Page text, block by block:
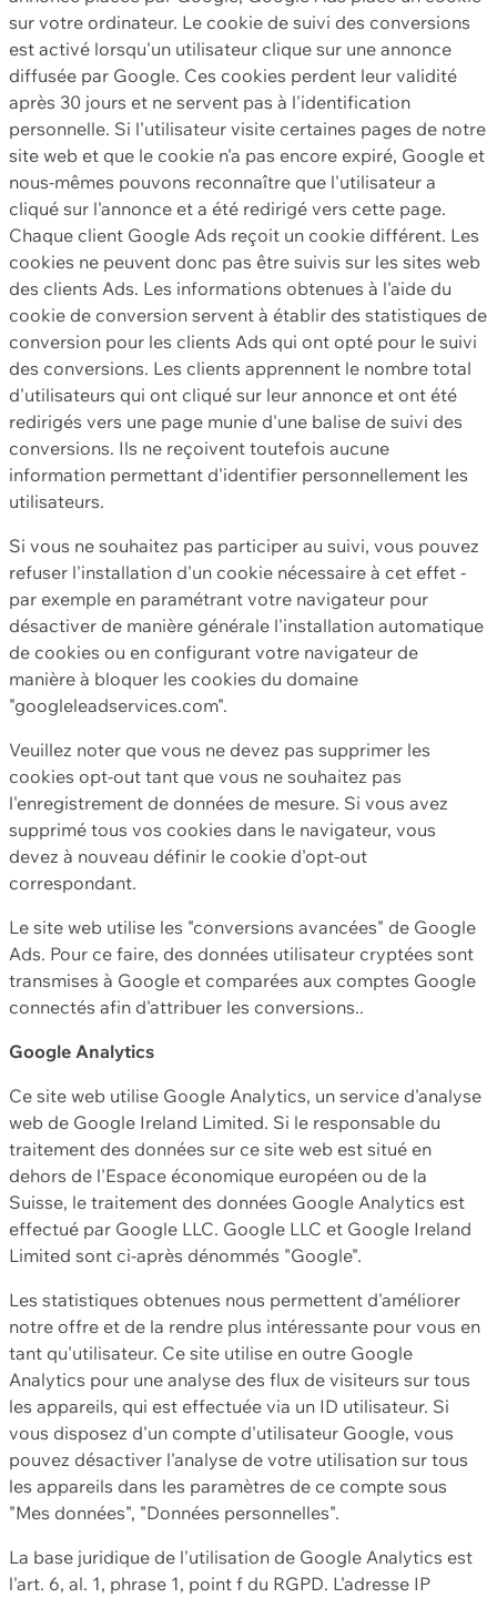
sur votre ordinateur. Le cookie de suivi des conversions
est activé lorsqu'un utilisateur clique sur une annonce
diffusée par Google. Ces cookies perdent leur validité
après 30 jours et ne servent pas à l'identification
personnelle. Si l'utilisateur visite certaines pages de notre
site web et que le cookie n'a pas encore expiré, Google et
nous-mêmes pouvons reconnaître que l'utilisateur a
cliqué sur l'annonce et a été redirigé vers cette page.
Chaque client Google Ads reçoit un cookie différent. Les
cookies ne peuvent donc pas être suivis sur les sites web
des clients Ads. Les informations obtenues à l'aide du
cookie de conversion servent à établir des statistiques de
conversion pour les clients Ads qui ont opté pour le suivi
des conversions. Les clients apprennent le nombre total
d'utilisateurs qui ont cliqué sur leur annonce et ont été
redirigés vers une page munie d'une balise de suivi des
conversions. Ils ne reçoivent toutefois aucune
information permettant d'identifier personnellement les
utilisateurs.
Si vous ne souhaitez pas participer au suivi, vous pouvez
refuser l'installation d'un cookie nécessaire à cet effet -
par exemple en paramétrant votre navigateur pour
désactiver de manière générale l'installation automatique
de cookies ou en configurant votre navigateur de
manière à bloquer les cookies du domaine
"googleleadservices.com".
Veuillez noter que vous ne devez pas supprimer les
cookies opt-out tant que vous ne souhaitez pas
l'enregistrement de données de mesure. Si vous avez
supprimé tous vos cookies dans le navigateur, vous
devez à nouveau définir le cookie d'opt-out
correspondant.
Le site web utilise les "conversions avancées" de Google
Ads. Pour ce faire, des données utilisateur cryptées sont
transmises à Google et comparées aux comptes Google
connectés afin d'attribuer les conversions..
Google Analytics
Ce site web utilise Google Analytics, un service d'analyse
web de Google Ireland Limited. Si le responsable du
traitement des données sur ce site web est situé en
dehors de l'Espace économique européen ou de la
Suisse, le traitement des données Google Analytics est
effectué par Google LLC. Google LLC et Google Ireland
Limited sont ci-après dénommés "Google".
Les statistiques obtenues nous permettent d'améliorer
notre offre et de la rendre plus intéressante pour vous en
tant qu'utilisateur. Ce site utilise en outre Google
Analytics pour une analyse des flux de visiteurs sur tous
les appareils, qui est effectuée via un ID utilisateur. Si
vous disposez d'un compte d'utilisateur Google, vous
pouvez désactiver l'analyse de votre utilisation sur tous
les appareils dans les paramètres de ce compte sous
"Mes données", "Données personnelles".
La base juridique de l'utilisation de Google Analytics est
l'art. 6, al. 1, phrase 1, point f du RGPD. L'adresse IP